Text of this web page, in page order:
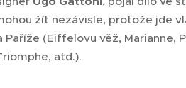
žít nezávisle, protože jde
(Eiffelovu věž, Marianne,
atd.).